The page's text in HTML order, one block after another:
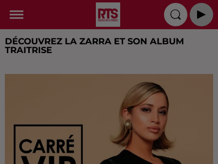
DÉCOUVREZ LA ZARRA ET SON ALBUM
TRAITRISE